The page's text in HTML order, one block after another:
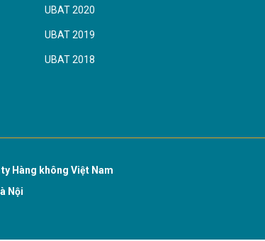
UBAT 2020
UBAT 2019
UBAT 2018
Hàng không Việt Nam
Nội